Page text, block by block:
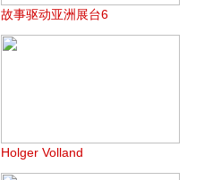
故事驱动亚洲展台6
Holger Volland